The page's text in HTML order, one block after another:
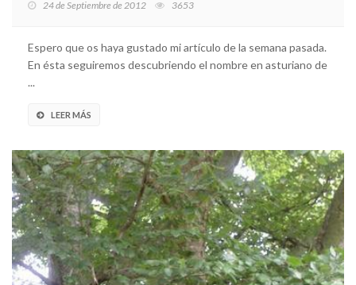
24 de Septiembre de 2012 3653
Espero que os haya gustado mi artículo de la semana pasada.
En ésta seguiremos descubriendo el nombre en asturiano de
...
LEER MÁS